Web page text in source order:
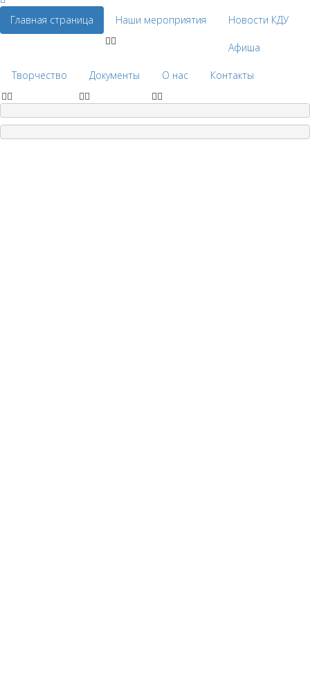
Главная страница Наши мероприятия Новости КДУ
Афиша
Творчество Документы О нас Контакты